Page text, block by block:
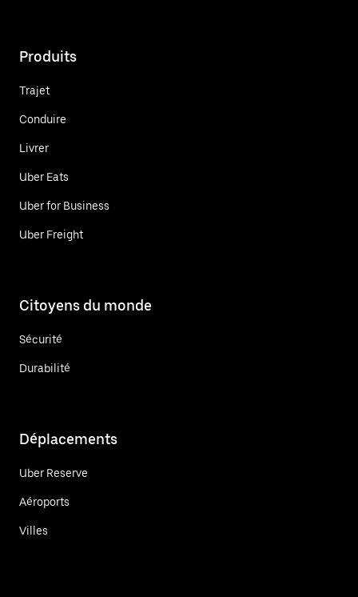
Produits
Trajet
Conduire
Livrer
Uber Eats
Uber for Business
Uber Freight
Citoyens du monde
Sécurité
Durabilité
Déplacements
Uber Reserve
Aéroports
Villes